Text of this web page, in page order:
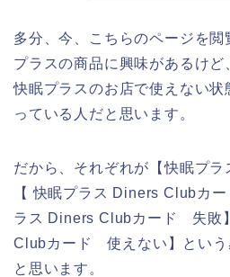
多分、今、こちらのページを
プラスの商品に興味があるけ
快眠プラスのお店で使えない状
っている人だと思います。
だから、それぞれが【快眠プ
【 快眠プラス Diners Clubカ
ラス Diners Clubカード 失敗
Clubカード 使えない】という
と思います。